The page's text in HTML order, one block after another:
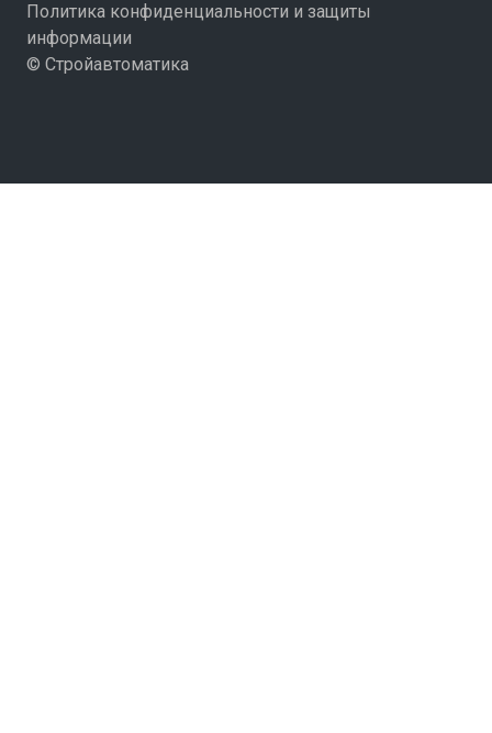
Политика конфиденциальности и защиты
информации
© Стройавтоматика